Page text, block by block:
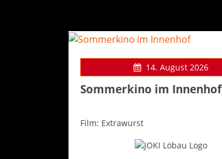
14. August 2026
Sommerkino im Innenhof
Film: Extrawurst